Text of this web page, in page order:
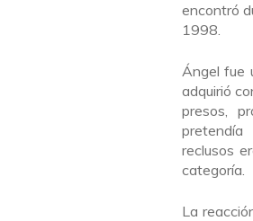
encontró
1998.
Ángel fue
adquirió
presos,
pretendía
reclusos
categoría.
La